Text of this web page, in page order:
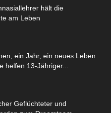
hält die
am Leben
ein Jahr, ein neues Leben:
helfen 13-Jähriger...
Geflüchteter und